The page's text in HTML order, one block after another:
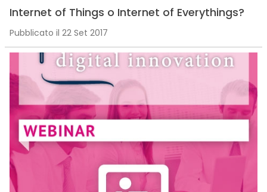
Internet of Things o Internet of Everythings?
Pubblicato il 22 Set 2017